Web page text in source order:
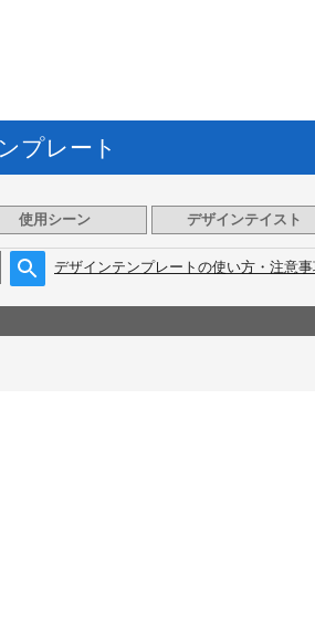
プレート
使用シーン デザインテイスト
デザインテンプレートの使い方・注意